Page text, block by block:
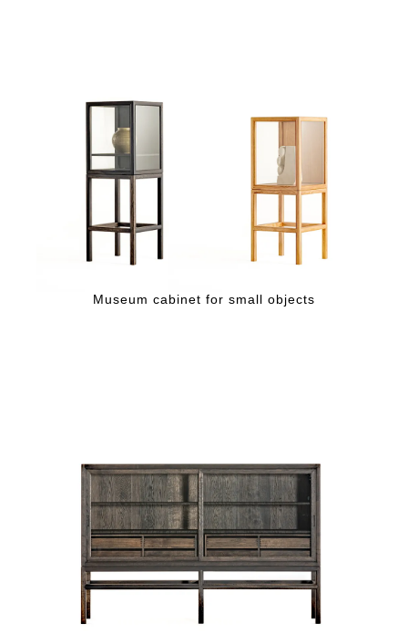
Museum cabinet for small objects